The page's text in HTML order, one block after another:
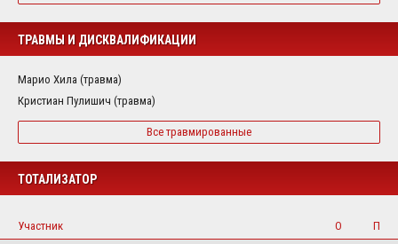
ТРАВМЫ И ДИСКВАЛИФИКАЦИИ
Марио Хила (травма)
Кристиан Пулишич (травма)
Все травмированные
ТОТАЛИЗАТОР
Участник О
П